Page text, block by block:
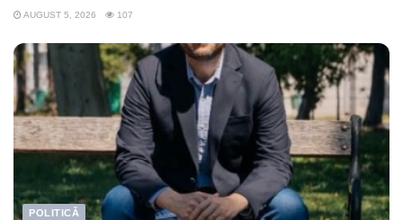
AUGUST 5, 2026 107
POLITICĂ